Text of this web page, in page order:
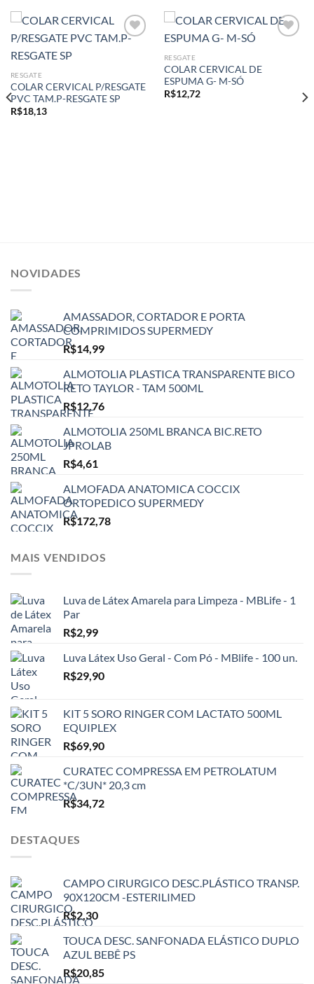
RESGATE
COLAR CERVICAL P/RESGATE
PVC TAM.P-RESGATE SP
R$18,13
RESGATE
COLAR CERVICAL DE
ESPUMA G- M-SÓ
R$12,72
NOVIDADES
AMASSADOR, CORTADOR E PORTA
COMPRIMIDOS SUPERMEDY
R$14,99
ALMOTOLIA PLASTICA TRANSPARENTE BICO
RETO TAYLOR - TAM 500ML
R$12,76
ALMOTOLIA 250ML BRANCA BIC.RETO
JPROLAB
R$4,61
ALMOFADA ANATOMICA COCCIX
ORTOPEDICO SUPERMEDY
R$172,78
MAIS VENDIDOS
Luva de Látex Amarela para Limpeza - MBLife - 1
Par
R$2,99
Luva Látex Uso Geral - Com Pó - MBlife - 100 un.
R$29,90
KIT 5 SORO RINGER COM LACTATO 500ML
EQUIPLEX
R$69,90
CURATEC COMPRESSA EM PETROLATUM
*C/3UN* 20,3 cm
R$34,72
DESTAQUES
CAMPO CIRURGICO DESC.PLÁSTICO TRANSP.
90X120CM -ESTERILIMED
R$2,30
TOUCA DESC. SANFONADA ELÁSTICO DUPLO
AZUL BEBÊ PS
R$20,85